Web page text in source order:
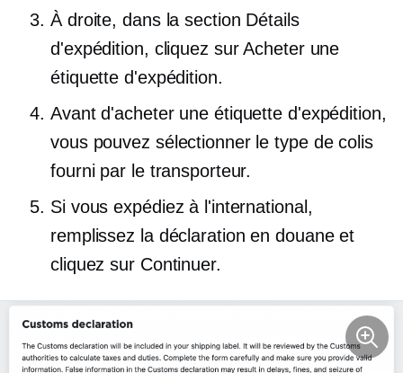
À droite, dans la section Détails
d'expédition, cliquez sur Acheter une
étiquette d'expédition.
Avant d'acheter une étiquette d'expédition,
vous pouvez sélectionner le type de colis
fourni par le transporteur.
Si vous expédiez à l'international,
remplissez la déclaration en douane et
cliquez sur Continuer.